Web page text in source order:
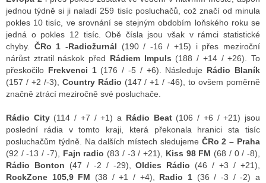
jednou týdně si ji naladí 259 tisíc posluchačů, což značí od minula
pokles 10 tisíc, ve srovnání se stejným obdobím loňského roku se
jedná o pokles 12 tisíc. Obě čísla jsou však v rámci statistické
chyby. ČRo 1 -Radiožurnál (190 / -16 / +15) i přes meziroční
nárůst ztratil náskok před Rádiem Impuls (188 / +14 / +26). To
přeskočilo Frekvenci 1(176 / -5 / +6). Následuje Rádio Blaník
(157 / +2 /-3), Country Rádio (147 / +1 / -46), to ovšem poměrně
značně ztrácí meziročně své posluchače.
Rádio City(114 / +7 / +1) a Rádio Beat(106 / +6 / +21) jsou
poslední rádia v tomto kraji, která překonala hranici sta tisíc
posluchačům týdně. Na dalších místech sledujeme ČRo 2 – Praha
(92 / -13 / -7), Fajn radio (83 / -3 / +21), Kiss 98 FM (68 / 0 / -8),
Rádio Bonton (47 / -2 / -29),Oldies Rádio (46 / +3 / +21),
RockZone 105,9 FM (38 / +1 / +4), Radio 1 (36 / -3 / -2) a